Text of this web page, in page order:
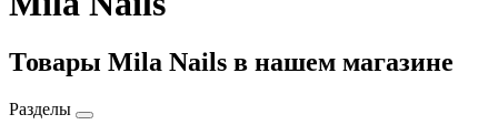
Товары Mila Nails в нашем магазине
Разделы